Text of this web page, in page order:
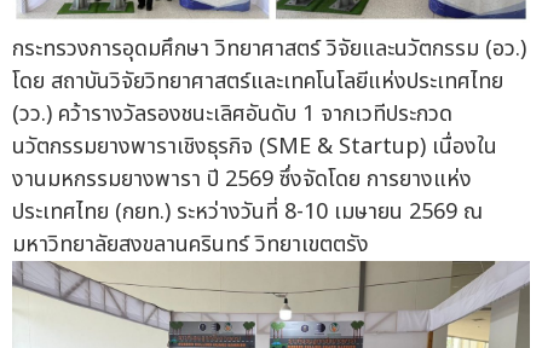
กระทรวงการอุดมศึกษา วิทยาศาสตร์ วิจัยและนวัตกรรม (อว.)
โดย สถาบันวิจัยวิทยาศาสตร์และเทคโนโลยีแห่งประเทศไทย
(วว.) คว้ารางวัลรองชนะเลิศอันดับ 1 จากเวทีประกวด
นวัตกรรมยางพาราเชิงธุรกิจ (SME & Startup) เนื่องใน
งานมหกรรมยางพารา ปี 2569 ซึ่งจัดโดย การยางแห่ง
ประเทศไทย (กยท.) ระหว่างวันที่ 8-10 เมษายน 2569 ณ
มหาวิทยาลัยสงขลานครินทร์ วิทยาเขตตรัง